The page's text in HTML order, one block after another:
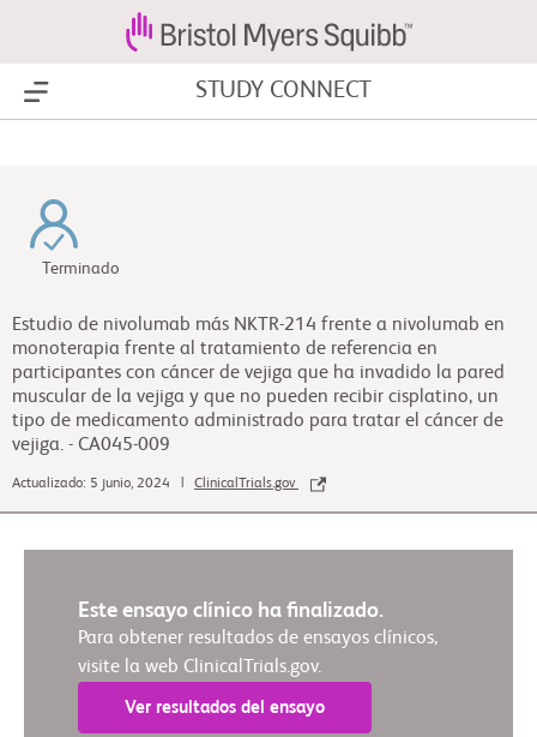
Show Menu STUDY CONNECT
Terminado
Estudio de nivolumab más NKTR-214 frente a nivolumab en
monoterapia frente al tratamiento de referencia en
participantes con cáncer de vejiga que ha invadido la pared
muscular de la vejiga y que no pueden recibir cisplatino, un
tipo de medicamento administrado para tratar el cáncer de
vejiga. - CA045-009
Actualizado: 5 junio, 2024 | ClinicalTrials.gov
Este ensayo clínico ha finalizado.
Para obtener resultados de ensayos clínicos,
visite la web ClinicalTrials.gov.
Ver resultados del ensayo